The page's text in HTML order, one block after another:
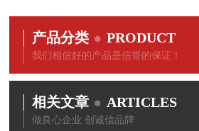
产品分类 PRODUCT
我们相信好的产品是信誉的保证！
相关文章 ARTICLES
做良心企业 创诚信品牌